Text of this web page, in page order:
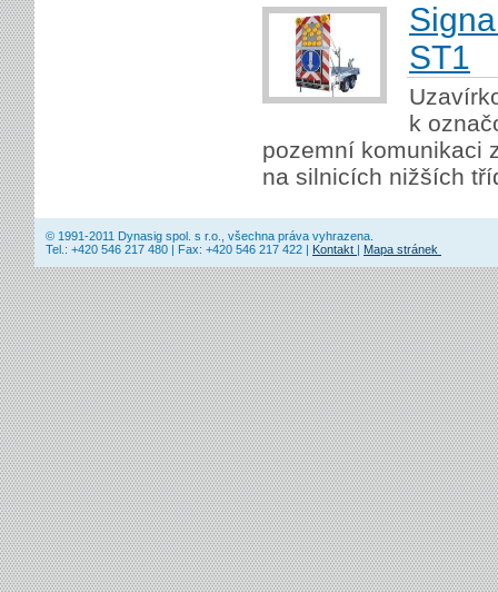
ST1
k
pozemní komunikaci
na silnicích nižších
© 1991-2011 Dynasig spol. s r.o., všechna práva vyhrazena.
Tel.: +420 546 217 480 | Fax: +420 546 217 422 | Kontakt | Mapa stránek